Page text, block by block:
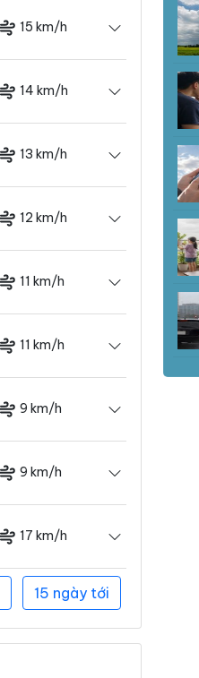
15 km/h
14 km/h
13 km/h
12 km/h
11 km/h
11 km/h
9 km/h
9 km/h
17 km/h
15 ngày tới